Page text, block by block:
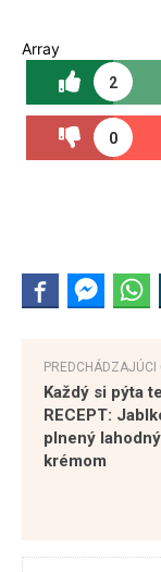
Array
2
0
PREDCHÁDZAJÚCI
Každý si pýta
RECEPT:
plnený
krémom